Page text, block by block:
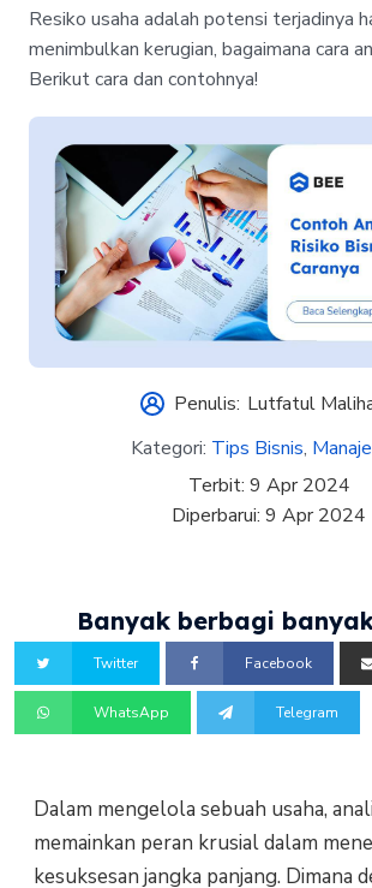
Resiko usaha adalah potensi terjadinya
menimbulkan kerugian, bagaimana cara
Berikut cara dan contohnya!
Penulis: Lutfatul
Kategori: Tips Bisnis,
Terbit: 9 Apr 2024
Diperbarui: 9 Apr 2024
Banyak berbagi
Twitter Facebook
WhatsApp Telegram
Dalam mengelola sebuah usaha,
memainkan peran krusial dalam
kesuksesan jangka panjang. Dimana